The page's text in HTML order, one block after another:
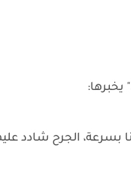
يخبرها:
بسرعة، الجرح شادد